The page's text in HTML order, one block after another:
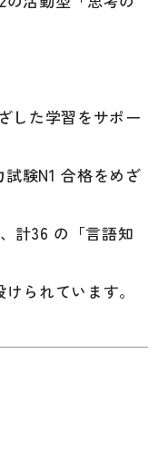
した学習をサポー
験N1 合格をめざ
計36 の「言語知
られています。